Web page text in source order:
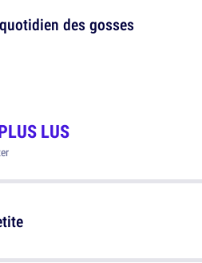
des gosses
LUS